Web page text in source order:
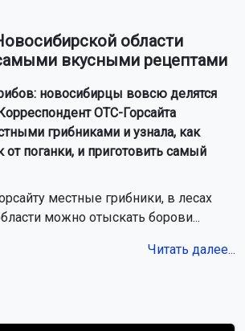
области
вкусными рецептами
новосибирцы вовсю делятся
ОТС-Горсайта
грибниками и узнала, как
от поганки, и приготовить самый
местные грибники, в лесах
можно отыскать борови...
Читать далее...